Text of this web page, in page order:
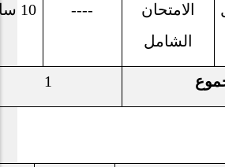
الامتحان
الشامل
---- 10 ساعة
1